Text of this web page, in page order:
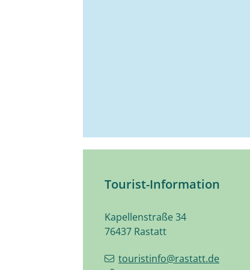
Tourist-Information
Kapellenstraße 34
76437 Rastatt
touristinfo@rastatt.de